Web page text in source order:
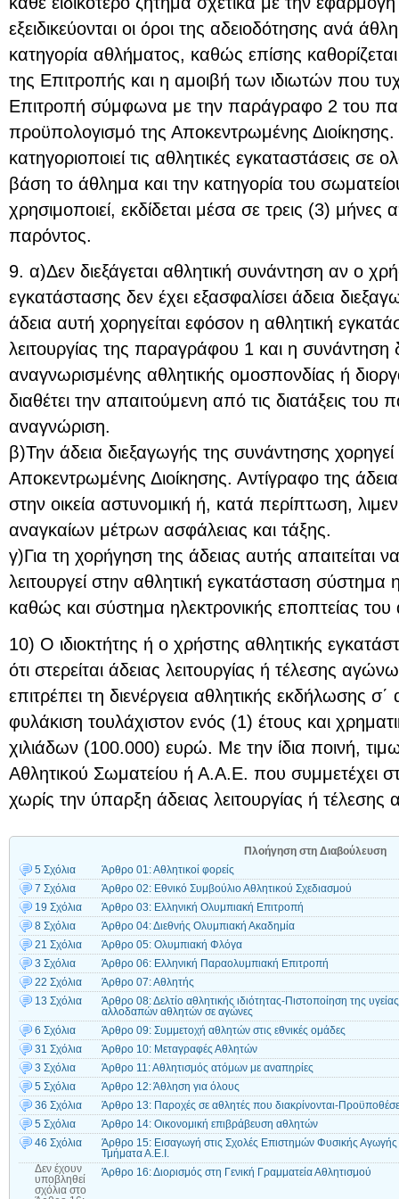
εξειδικεύονται οι όροι της αδειοδότησης ανά
κατηγορία αθλήματος, καθώς επίσης
της Επιτροπής και η αμοιβή των ιδιωτών που
Επιτροπή σύμφωνα με την παράγραφο 2 του
προϋπολογισμό της Αποκεντρωμένης
κατηγοριοποιεί τις αθλητικές εγκαταστάσεις σε
βάση το άθλημα και την κατηγορία του
χρησιμοποιεί, εκδίδεται μέσα σε τρεις (3)
παρόντος.
9. α)Δεν διεξάγεται αθλητική συνάντηση αν ο
εγκατάστασης δεν έχει εξασφαλίσει άδεια
άδεια αυτή χορηγείται εφόσον η αθλητική
λειτουργίας της παραγράφου 1 και η συνάντηση
αναγνωρισμένης αθλητικής ομοσπονδίας ή
διαθέτει την απαιτούμενη από τις διατάξεις του
αναγνώριση.
β)Την άδεια διεξαγωγής της συνάντησης
Αποκεντρωμένης Διοίκησης. Αντίγραφο της
στην οικεία αστυνομική ή, κατά περίπτωση,
αναγκαίων μέτρων ασφάλειας και τάξης.
γ)Για τη χορήγηση της άδειας αυτής απαιτείται
λειτουργεί στην αθλητική εγκατάσταση σύστημα
καθώς και σύστημα ηλεκτρονικής εποπτείας
10) Ο ιδιοκτήτης ή ο χρήστης αθλητικής
ότι στερείται άδειας λειτουργίας ή τέλεσης
επιτρέπει τη διενέργεια αθλητικής εκδήλωσης σ΄
φυλάκιση τουλάχιστον ενός (1) έτους και
χιλιάδων (100.000) ευρώ. Με την ίδια ποινή,
Αθλητικού Σωματείου ή Α.Α.Ε. που συμμετέχει
χωρίς την ύπαρξη άδειας λειτουργίας ή
Πλοήγηση στη Διαβούλευση
5 Σχόλια
Άρθρο 01: Αθλητικοί φορείς
7 Σχόλια
Άρθρο 02: Εθνικό Συμβούλιο Αθλητικού Σχεδιασμού
19 Σχόλια
Άρθρο 03: Ελληνική Ολυμπιακή Επιτροπή
8 Σχόλια
Άρθρο 04: Διεθνής Ολυμπιακή Ακαδημία
21 Σχόλια
Άρθρο 05: Ολυμπιακή Φλόγα
3 Σχόλια
Άρθρο 06: Ελληνική Παραολυμπιακή Επιτροπή
22 Σχόλια
Άρθρο 07: Αθλητής
13 Σχόλια
Άρθρο 08: Δελτίο αθλητικής ιδιότητας-Πιστοποίηση της
αλλοδαπών αθλητών σε αγώνες
6 Σχόλια
Άρθρο 09: Συμμετοχή αθλητών στις εθνικές ομάδες
31 Σχόλια
Άρθρο 10: Μεταγραφές Αθλητών
3 Σχόλια
Άρθρο 11: Αθλητισμός ατόμων με αναπηρίες
5 Σχόλια
Άρθρο 12: Άθληση για όλους
36 Σχόλια
Άρθρο 13: Παροχές σε αθλητές που διακρίνονται-
5 Σχόλια
Άρθρο 14: Οικονομική επιβράβευση αθλητών
46 Σχόλια
Άρθρο 15: Εισαγωγή στις Σχολές Επιστημών Φυσικής
Τμήματα Α.Ε.Ι.
Δεν έχουν
υποβληθεί
σχόλια στο
Άρθρο 16: Διορισμός στη Γενική Γραμματεία Αθλητισμού